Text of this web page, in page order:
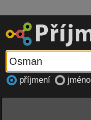
příjmení jméno